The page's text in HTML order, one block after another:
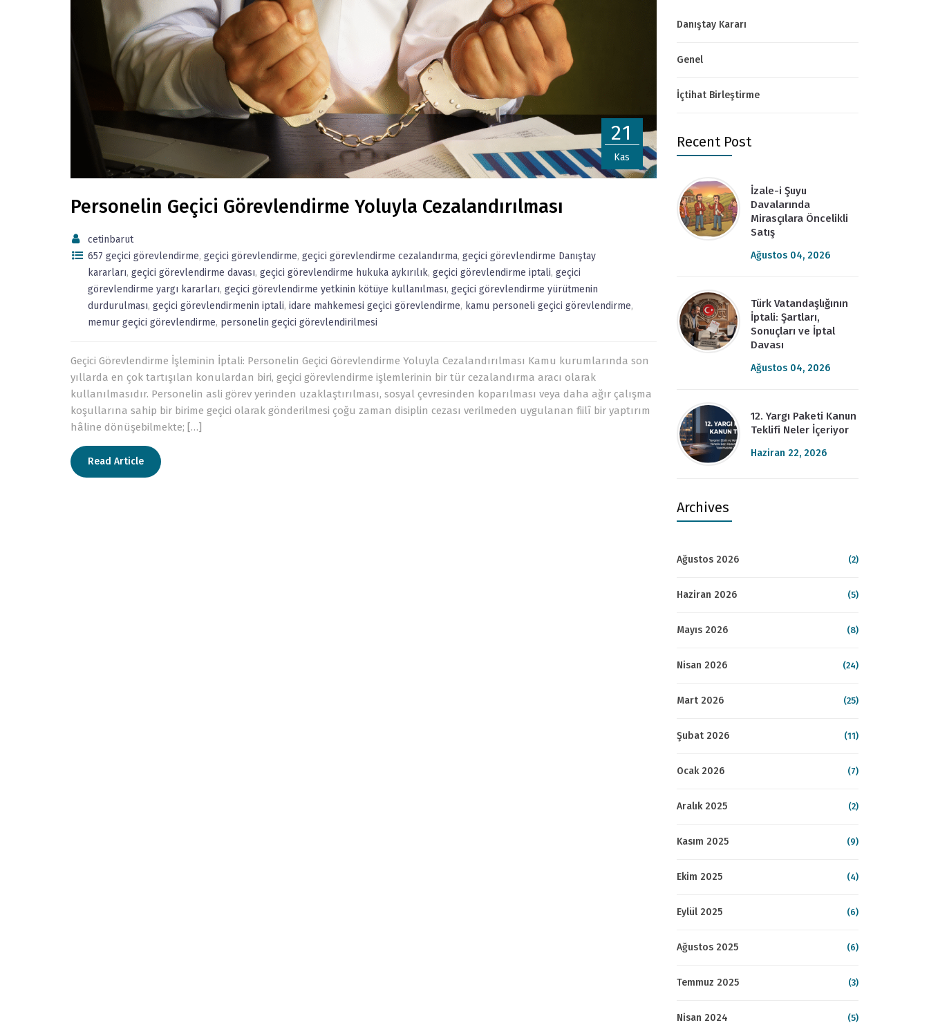
21
Kas
Personelin Geçici Görevlendirme Yoluyla Cezalandırılması
cetinbarut
657 geçici görevlendirme, geçici görevlendirme, geçici görevlendirme cezalandırma, geçici görevlendirme Danıştay
kararları, geçici görevlendirme davası, geçici görevlendirme hukuka aykırılık, geçici görevlendirme iptali, geçici
görevlendirme yargı kararları, geçici görevlendirme yetkinin kötüye kullanılması, geçici görevlendirme yürütmenin
durdurulması, geçici görevlendirmenin iptali, idare mahkemesi geçici görevlendirme, kamu personeli geçici görevlendirme,
memur geçici görevlendirme, personelin geçici görevlendirilmesi
Geçici Görevlendirme İşleminin İptali: Personelin Geçici Görevlendirme Yoluyla Cezalandırılması Kamu kurumlarında son
yıllarda en çok tartışılan konulardan biri, geçici görevlendirme işlemlerinin bir tür cezalandırma aracı olarak
kullanılmasıdır. Personelin asli görev yerinden uzaklaştırılması, sosyal çevresinden koparılması veya daha ağır çalışma
koşullarına sahip bir birime geçici olarak gönderilmesi çoğu zaman disiplin cezası verilmeden uygulanan fiilî bir yaptırım
hâline dönüşebilmekte; […]
Read Article
Danıştay Kararı
Genel
İçtihat Birleştirme
Recent Post
İzale-i Şuyu
Davalarında
Mirasçılara Öncelikli
Satış
Ağustos 04, 2026
Türk Vatandaşlığının
İptali: Şartları,
Sonuçları ve İptal
Davası
Ağustos 04, 2026
12. Yargı Paketi Kanun
Teklifi Neler İçeriyor
Haziran 22, 2026
Archives
Ağustos 2026 (2)
Haziran 2026 (5)
Mayıs 2026 (8)
Nisan 2026 (24)
Mart 2026 (25)
Şubat 2026 (11)
Ocak 2026 (7)
Aralık 2025 (2)
Kasım 2025 (9)
Ekim 2025 (4)
Eylül 2025 (6)
Ağustos 2025 (6)
Temmuz 2025 (3)
Nisan 2024 (5)